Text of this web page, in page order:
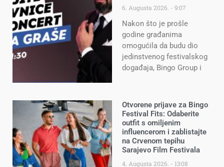
6. Augusta 2026. 9:07
Nakon što je prošle
godine građanima
omogućila da budu dio
jedinstvenog festivalskog
događaja, Bingo Group i
Otvorene prijave za Bingo
Festival Fits: Odaberite
outfit s omiljenim
influencerom i zablistajte
na Crvenom tepihu
Sarajevo Film Festivala
4. Augusta 2026. 13:08